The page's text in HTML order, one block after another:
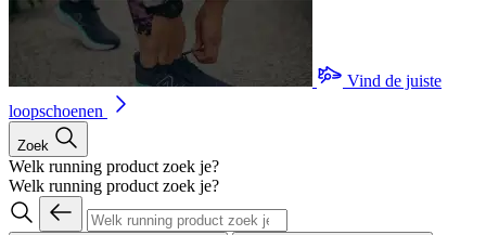
Vind de juiste
loopschoenen
Zoek
Welk running product zoek je?
Welk running product zoek je?